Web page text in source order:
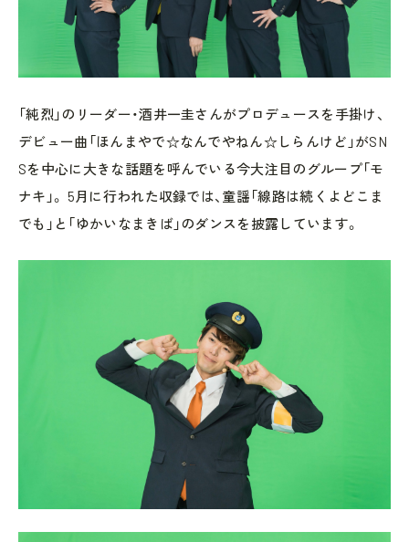
「純烈」のリーダー・酒井一圭さんがプロデュースを手掛け、
デビュー曲「ほんまやで☆なんでやねん☆しらんけど」がSN
Sを中心に大きな話題を呼んでいる今大注目のグループ「モ
ナキ」。 5月に行われた収録では、童謡「線路は続くよどこま
でも」と「ゆかいなまきば」のダンスを披露しています。